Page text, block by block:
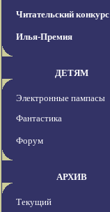
Читательский конкурс
Илья-Премия
ДЕТЯМ
Электронные пампасы
Фантастика
Форум
АРХИВ
Текущий